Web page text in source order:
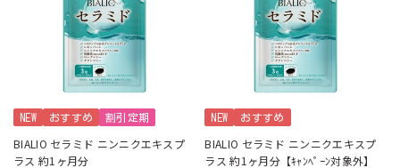
NEW おすすめ 割引定期
BIALIO セラミド ニンニクエキスプ
ラス 約1ヶ月分
NEW おすすめ
BIALIO セラミド ニンニクエキスプ
ラス 約1ヶ月分【ｷｬﾝﾍﾟｰﾝ対象外】